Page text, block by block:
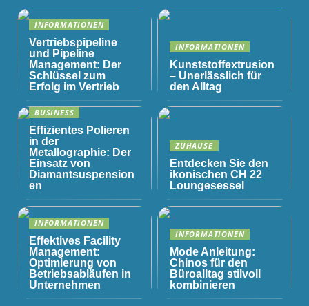
INFORMATIONEN
Vertriebspipeline
und Pipeline
Management: Der
Schlüssel zum
Erfolg im Vertrieb
INFORMATIONEN
Kunststoffextrusion
– Unerlässlich für
den Alltag
BUSINESS
Effizientes Polieren
in der
Metallographie: Der
Einsatz von
Diamantsuspension
en
ZUHAUSE
Entdecken Sie den
ikonischen CH 22
Loungesessel
INFORMATIONEN
Effektives Facility
Management:
Optimierung von
Betriebsabläufen in
Unternehmen
INFORMATIONEN
Mode Anleitung:
Chinos für den
Büroalltag stilvoll
kombinieren